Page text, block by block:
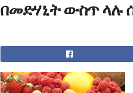
በመድሃኒት ውስጥ ላሉ